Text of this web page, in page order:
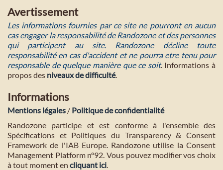
Avertissement
Les informations fournies par ce site ne pourront en aucun
cas engager la responsabilité de Randozone et des personnes
qui participent au site. Randozone décline toute
responsabilité en cas d'accident et ne pourra etre tenu pour
responsable de quelque manière que ce soit. Informations à
propos des niveaux de difficulté.
Informations
Mentions légales / Politique de confidentialité
Randozone participe et est conforme à l'ensemble des
Spécifications et Politiques du Transparency & Consent
Framework de l'IAB Europe. Randozone utilise la Consent
Management Platform n°92. Vous pouvez modifier vos choix
à tout moment en cliquant ici.